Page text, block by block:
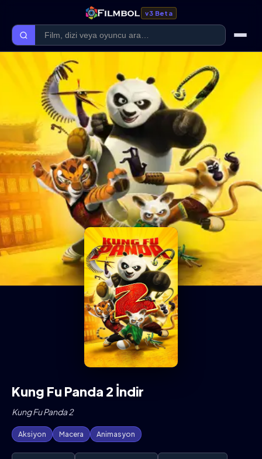
v3 Beta
Ana Sayfa
Forum
Kategoriler
Kaliteler
Film Kategorileri
Dizi Kategorileri
Kung Fu Panda 2 İndir
Kung Fu Panda 2
Aksiyon Macera Animasyon